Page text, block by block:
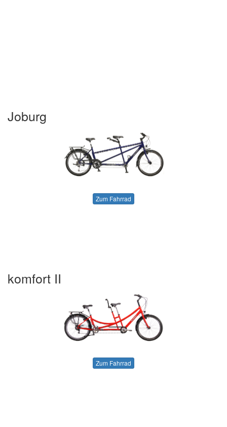
Joburg
Zum Fahrrad
komfort II
Zum Fahrrad